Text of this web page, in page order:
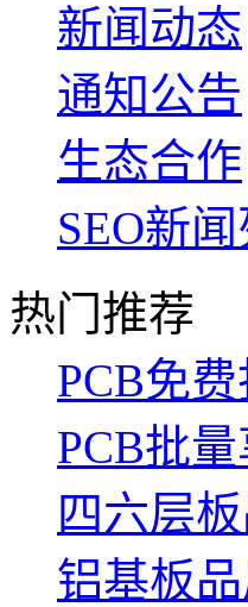
新闻动态
通知公告
生态合作
SEO新
热门推荐
PCB免
PCB批
四六层
铝基板